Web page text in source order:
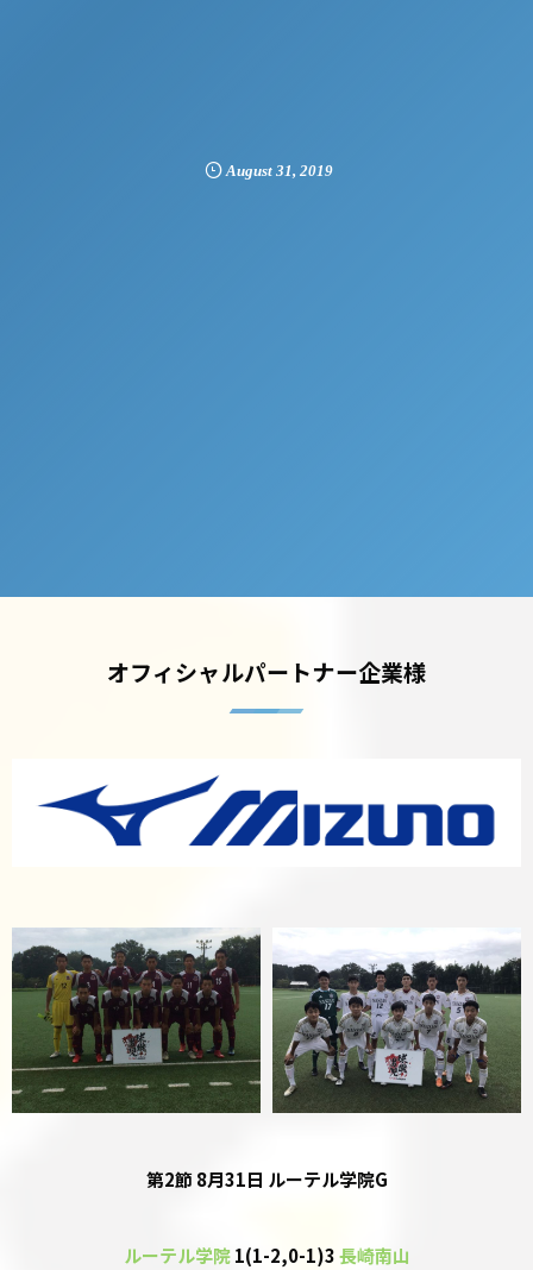
August 31, 2019
オフィシャルパートナー企業様
第2節 8月31日 ルーテル学院G
ルーテル学院1(1-2,0-1)3長崎南山